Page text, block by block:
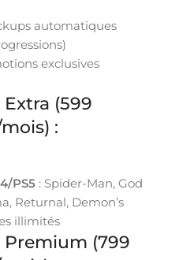
automatiques
exclusives
(599
:
PS5 : Spider-Man, God
Returnal, Demon’s
illimités
Premium (799